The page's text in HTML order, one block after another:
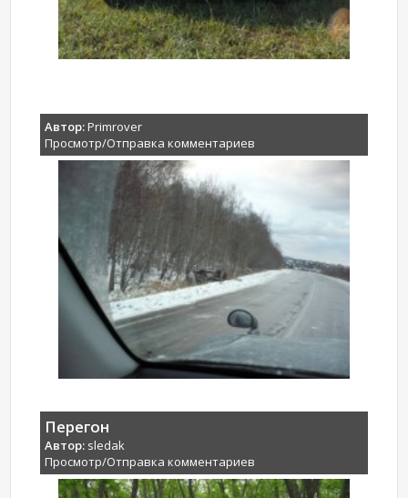
Автор:Primrover
Просмотр/Отправка комментариев
Перегон
Автор: sledak
Просмотр/Отправка комментариев